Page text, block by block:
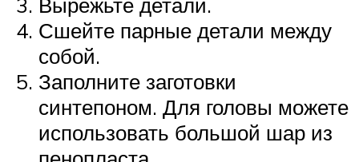
Сшейте парные детали между
собой.
Заполните заготовки
синтепоном. Для головы можете
использовать большой шар из